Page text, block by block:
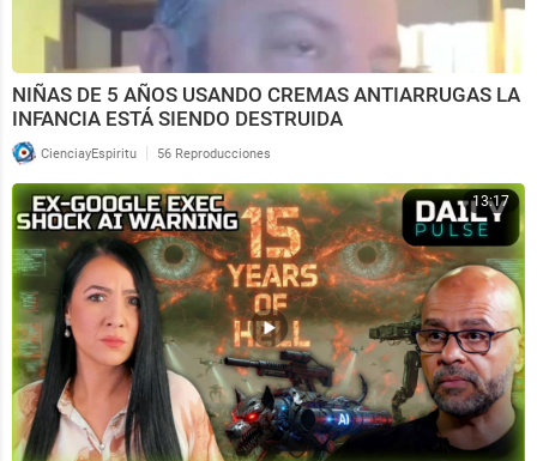
NIÑAS DE 5 AÑOS USANDO CREMAS ANTIARRUGAS LA
INFANCIA ESTÁ SIENDO DESTRUIDA
CienciayEspiritu | 56 Reproducciones
13:17